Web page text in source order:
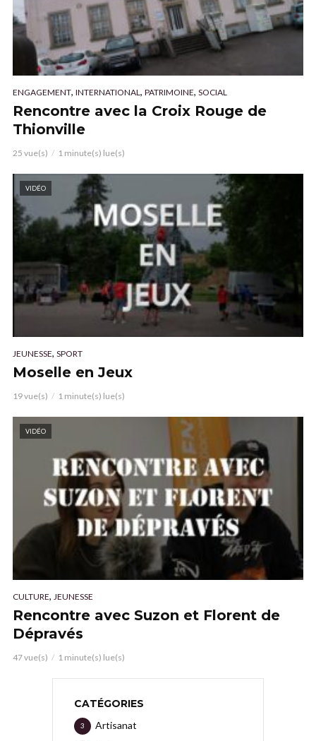
ENGAGEMENT, INTERNATIONAL, PATRIMOINE, SOCIAL
Rencontre avec la Croix Rouge de
Thionville
25 vue(s) 1 minute(s) lue(s)
VIDÉO
JEUNESSE, SPORT
Moselle en Jeux
19 vue(s) 1 minute(s) lue(s)
VIDÉO
CULTURE, JEUNESSE
Rencontre avec Suzon et Florent de
Dépravés
47 vue(s) 1 minute(s) lue(s)
CATÉGORIES
Artisanat
3